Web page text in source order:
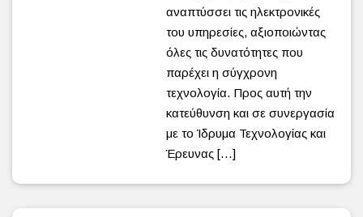
αναπτύσσει τις ηλεκτρονικές
του υπηρεσίες, αξιοποιώντας
όλες τις δυνατότητες που
παρέχει η σύγχρονη
τεχνολογία. Προς αυτή την
κατεύθυνση και σε συνεργασία
με το Ίδρυμα Τεχνολογίας και
Έρευνας […]